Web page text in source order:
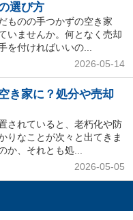
選び方
ものの手つかずの空き家
いませんか。何となく売却
を付ければいいの...
2026-05-14
き家に？処分や売却
されていると、老朽化や防
りなことが次々と出てきま
か、それとも処...
2026-05-05